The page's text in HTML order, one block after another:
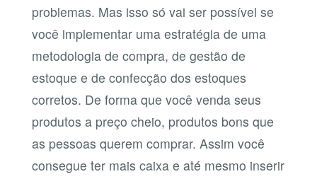
problemas. Mas isso só vai ser possível se
você implementar uma estratégia de uma
metodologia de compra, de gestão de
estoque e de confecção dos estoques
corretos. De forma que você venda seus
produtos a preço cheio, produtos bons que
as pessoas querem comprar. Assim você
consegue ter mais caixa e até mesmo inserir